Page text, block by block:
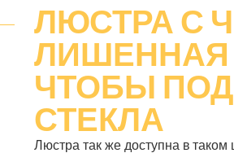
ЛЮСТРА С
ЛИШЕННАЯ
ЧТОБЫ
СТЕКЛА
Люстра так же доступна в